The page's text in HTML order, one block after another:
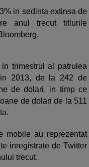
in sedinta extinsa de
anul trecut titlurile
trimestrul al patrulea
2013, de la 242 de
de dolari, in timp ce
de dolari de la 511
mobile au reprezentat
inregistrate de Twitter
trecut.